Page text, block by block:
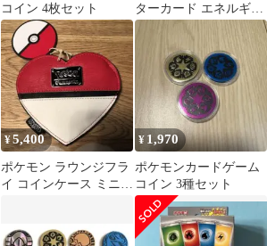
コイン 4枚セット
ターカード エネルギー
コイン MONSTERボー
ル sv11b 079 086 U
¥5,400
ポケモン ラウンジフラ
イ コインケース ミニ財
¥ 1,970
ポケモンカードゲーム
コイン 3種セット